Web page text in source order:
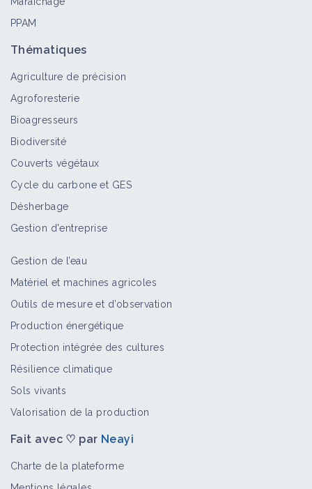
PPAM
Thématiques
Agriculture de précision
Agroforesterie
Bioagresseurs
Biodiversité
Couverts végétaux
Cycle du carbone et GES
Désherbage
Gestion d'entreprise
Gestion de l’eau
Matériel et machines agricoles
Outils de mesure et d’observation
Production énergétique
Protection intégrée des cultures
Résilience climatique
Sols vivants
Valorisation de la production
Fait avec ♡ par Neayi
Charte de la plateforme